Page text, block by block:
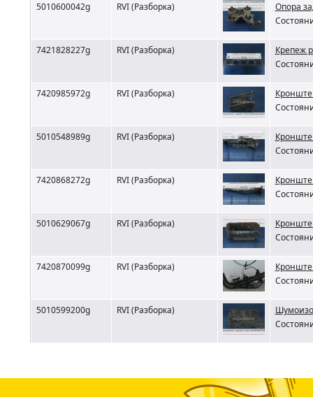
5010600042g RVI (Разборка)
Опора
7421828227g RVI (Разборка)
Крепеж
7420985972g RVI (Разборка)
5010548989g RVI (Разборка)
7420868272g RVI (Разборка)
5010629067g RVI (Разборка)
7420870099g RVI (Разборка)
5010599200g RVI (Разборка)